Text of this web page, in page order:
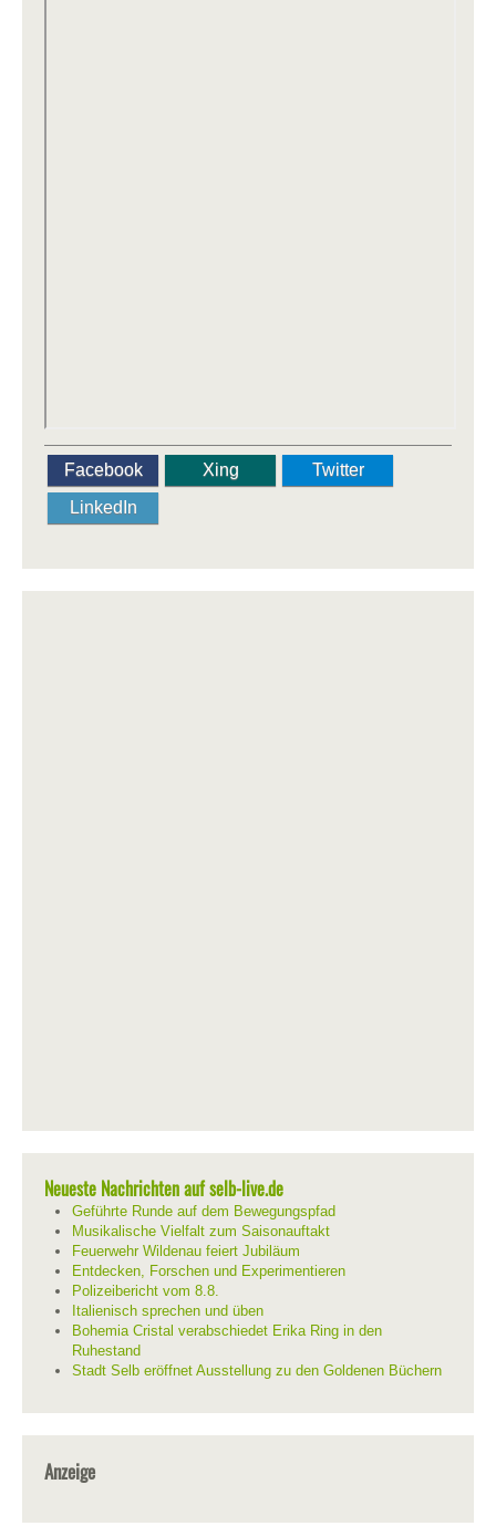
Facebook Xing
Twitter
LinkedIn
Neueste Nachrichten auf selb-live.de
Geführte Runde auf dem Bewegungspfad
Musikalische Vielfalt zum Saisonauftakt
Feuerwehr Wildenau feiert Jubiläum
Entdecken, Forschen und Experimentieren
Polizeibericht vom 8.8.
Italienisch sprechen und üben
Bohemia Cristal verabschiedet Erika Ring in den
Ruhestand
Stadt Selb eröffnet Ausstellung zu den Goldenen Büchern
Anzeige